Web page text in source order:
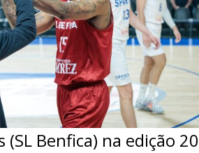
(SL Benfica) na edição